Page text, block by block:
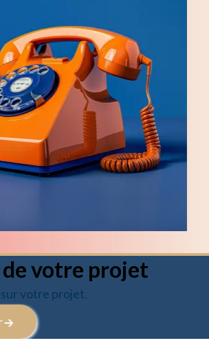
votre projet
votre projet.